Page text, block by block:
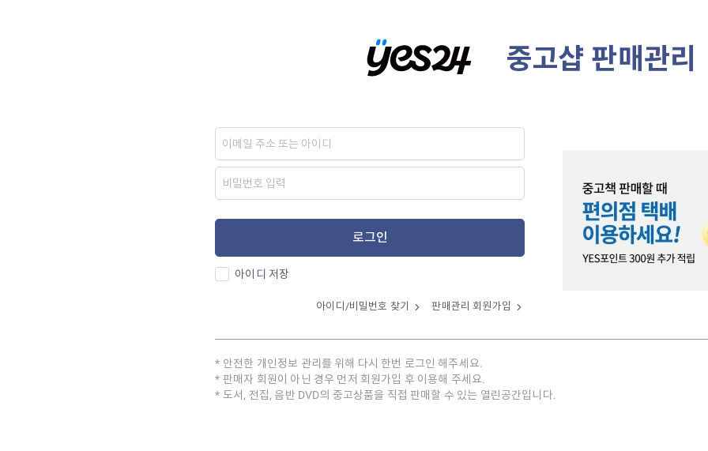
중고샵 판매관리
로그인
아이디 저장
아이디/비밀번호 찾기 판매관리 회원가입
안전한 개인정보 관리를 위해 다시 한번 로그인 해주세요.
판매자 회원이 아닌 경우 먼저 회원가입 후 이용해 주세요.
도서, 전집, 음반 DVD의 중고상품을 직접 판매할 수 있는 열린공간입니다.